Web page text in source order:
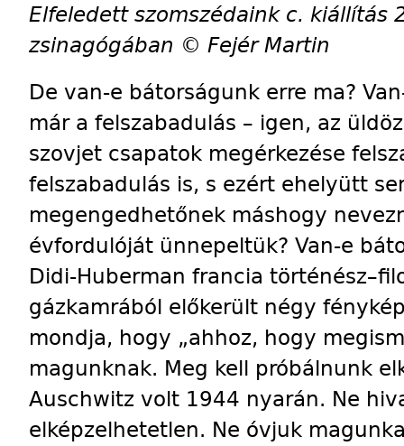
Elfeledett szomszédaink c. kiállítás
zsinagógában © Fejér Martin
De van-e bátorságunk erre ma?
már a felszabadulás – igen, az
szovjet csapatok megérkezése
felszabadulás is, s ezért ehelyütt
megengedhetőnek máshogy
évfordulóját ünnepeltük? Van-e
Didi-Huberman francia
gázkamrából előkerült négy
mondja, hogy „ahhoz, hogy
magunknak. Meg kell próbálnunk
Auschwitz volt 1944 nyarán. Ne
elképzelhetetlen. Ne óvjuk